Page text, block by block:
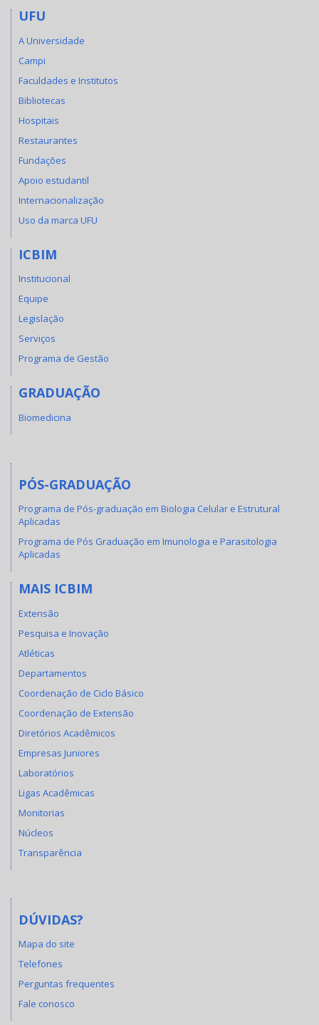
UFU
A Universidade
Campi
Faculdades e Institutos
Bibliotecas
Hospitais
Restaurantes
Fundações
Apoio estudantil
Internacionalização
Uso da marca UFU
ICBIM
Institucional
Equipe
Legislação
Serviços
Programa de Gestão
GRADUAÇÃO
Biomedicina
PÓS-GRADUAÇÃO
Programa de Pós-graduação em Biologia Celular e Estrutural
Aplicadas
Programa de Pós Graduação em Imunologia e Parasitologia
Aplicadas
MAIS ICBIM
Extensão
Pesquisa e Inovação
Atléticas
Departamentos
Coordenação de Ciclo Básico
Coordenação de Extensão
Diretórios Acadêmicos
Empresas Juniores
Laboratórios
Ligas Acadêmicas
Monitorias
Núcleos
Transparência
DÚVIDAS?
Mapa do site
Telefones
Perguntas frequentes
Fale conosco